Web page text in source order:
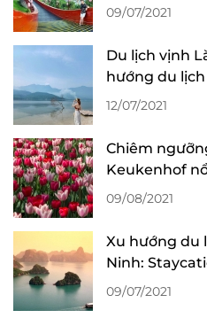
du lịch Quảng
09/07/2021
Du lịch vịnh
hướng du
tại Huế
12/07/2021
Chiêm
Keukenhof
Lan
09/08/2021
Xu hướng du
Ninh:
đông lên ngôi
09/07/2021